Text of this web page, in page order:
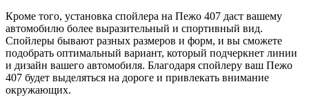
Кроме того, установка спойлера на Пежо 407 даст вашему
автомобилю более выразительный и спортивный вид.
Спойлеры бывают разных размеров и форм, и вы сможете
подобрать оптимальный вариант, который подчеркнет линии
и дизайн вашего автомобиля. Благодаря спойлеру ваш Пежо
407 будет выделяться на дороге и привлекать внимание
окружающих.